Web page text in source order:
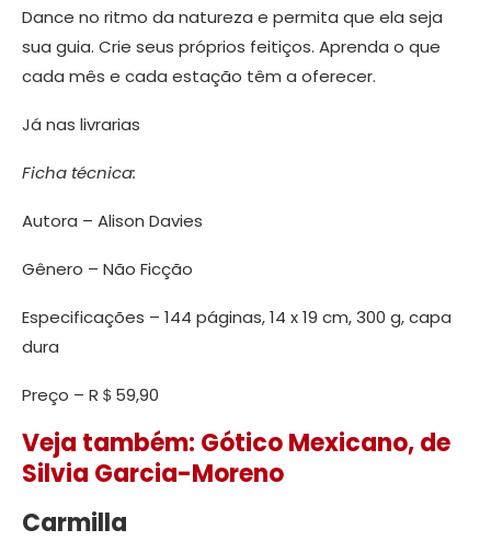
Dance no ritmo da natureza e permita que ela seja
sua guia. Crie seus próprios feitiços. Aprenda o que
cada mês e cada estação têm a oferecer.
Já nas livrarias
Ficha técnica:
Autora – Alison Davies
Gênero – Não Ficção
Especificações – 144 páginas, 14 x 19 cm, 300 g, capa
dura
Preço – R＄59,90
Veja também: Gótico Mexicano, de
Silvia Garcia-Moreno
Carmilla